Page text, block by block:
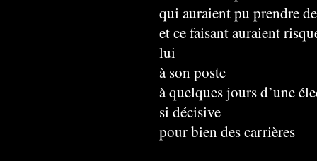
qui auraient pu prendre
et ce faisant auraient
lui
à son poste
à quelques jours d’une
si décisive
pour bien des carrières